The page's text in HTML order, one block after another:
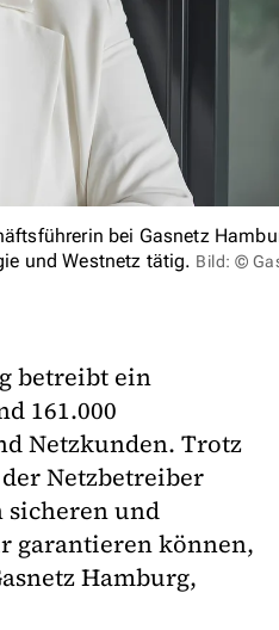
bei Gasnetz
und Westnetz tätig. Bild: ©
betreibt ein
161.000
Netzkunden. Trotz
Netzbetreiber
sicheren und
garantieren können,
Hamburg,